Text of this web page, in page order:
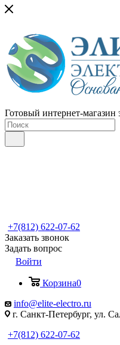
Готовый интернет-магазин
+7(812) 622-07-62
Заказать звонок
Задать вопрос
Войти
Корзина0
info@elite-electro.ru
г. Санкт-Петербург, ул.
+7(812) 622-07-62